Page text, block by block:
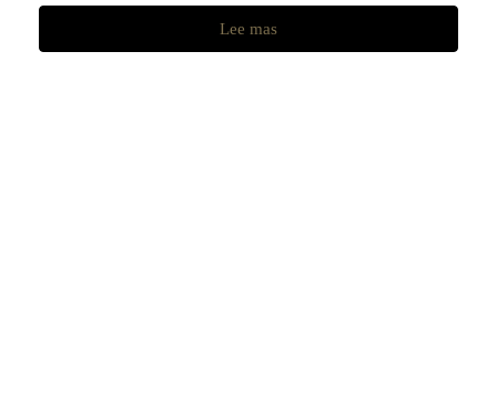
Lee mas